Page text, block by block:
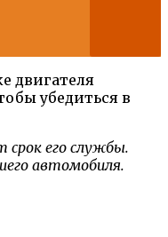
двигателя
убедиться в
его службы.
автомобиля.